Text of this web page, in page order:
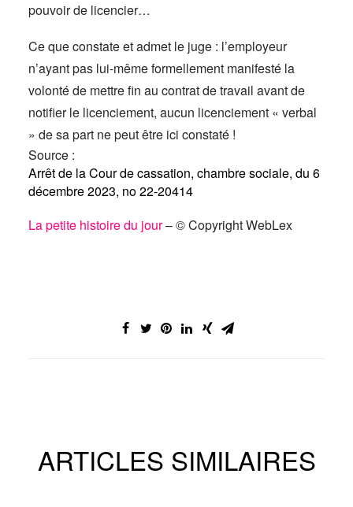
pouvoir de licencier…
Ce que constate et admet le juge : l’employeur
n’ayant pas lui-même formellement manifesté la
volonté de mettre fin au contrat de travail avant de
notifier le licenciement, aucun licenciement « verbal
» de sa part ne peut être ici constaté !
Source :
Arrêt de la Cour de cassation, chambre sociale, du 6
décembre 2023, no 22-20414
La petite histoire du jour– © Copyright WebLex
ARTICLES SIMILAIRES